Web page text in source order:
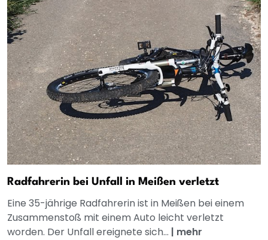
Radfahrerin bei Unfall in Meißen verletzt
Eine 35-jährige Radfahrerin ist in Meißen bei einem
Zusammenstoß mit einem Auto leicht verletzt
worden. Der Unfall ereignete sich... | mehr